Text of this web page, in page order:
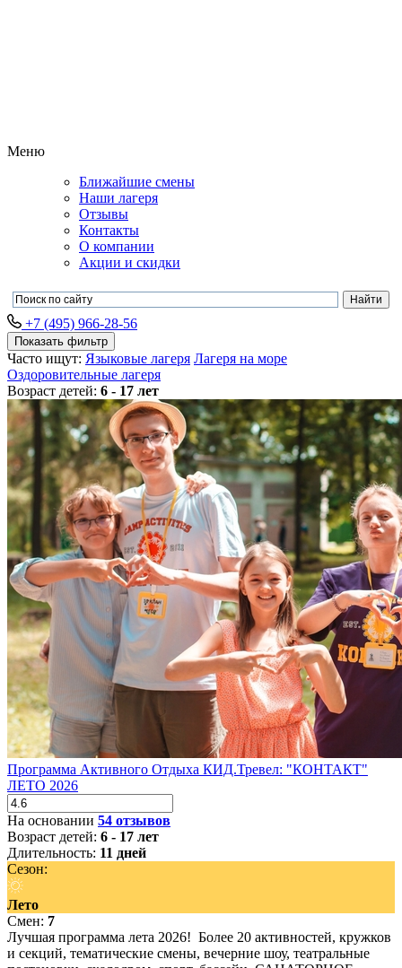
Меню
Ближайшие смены
Наши лагеря
Отзывы
Контакты
О компании
Акции и скидки
+7 (495) 966-28-56
Показать фильтр
Часто ищут: Языковые лагеря Лагеря на море
Оздоровительные лагеря
Возраст детей: 6 - 17 лет
Программа Активного Отдыха КИД.Тревел: "КОНТАКТ"
ЛЕТО 2026
На основании 54 отзывов
Возраст детей: 6 - 17 лет
Длительность: 11 дней
Сезон:
Лето
Смен: 7
Лучшая программа лета 2026! Более 20 активностей, кружков
и секций, тематические смены, вечерние шоу, театральные